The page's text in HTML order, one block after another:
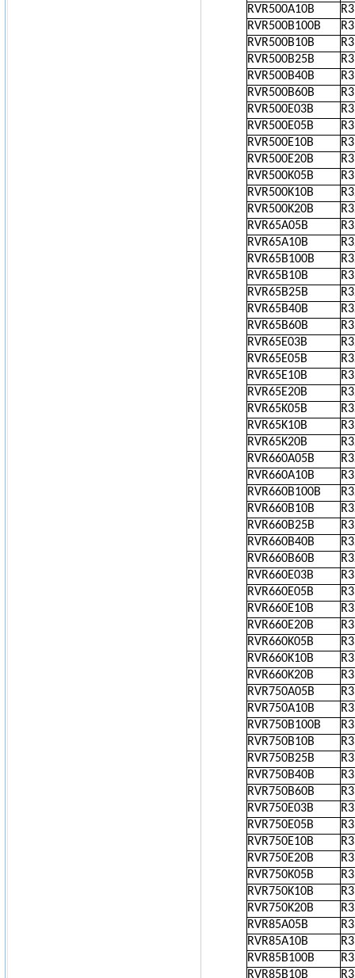
RVR500A10B
RVR500B100B
RVR500B10B
RVR500B25B
RVR500B40B
RVR500B60B
RVR500E03B
RVR500E05B
RVR500E10B
RVR500E20B
RVR500K05B
RVR500K10B
RVR500K20B
RVR65A05B
RVR65A10B
RVR65B100B
RVR65B10B
RVR65B25B
RVR65B40B
RVR65B60B
RVR65E03B
RVR65E05B
RVR65E10B
RVR65E20B
RVR65K05B
RVR65K10B
RVR65K20B
RVR660A05B
RVR660A10B
RVR660B100B
RVR660B10B
RVR660B25B
RVR660B40B
RVR660B60B
RVR660E03B
RVR660E05B
RVR660E10B
RVR660E20B
RVR660K05B
RVR660K10B
RVR660K20B
RVR750A05B
RVR750A10B
RVR750B100B
RVR750B10B
RVR750B25B
RVR750B40B
RVR750B60B
RVR750E03B
RVR750E05B
RVR750E10B
RVR750E20B
RVR750K05B
RVR750K10B
RVR750K20B
RVR85A05B
RVR85A10B
RVR85B100B
RVR85B10B